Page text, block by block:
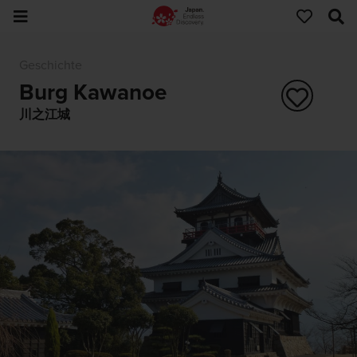
Burg Kawanoe
川之江城